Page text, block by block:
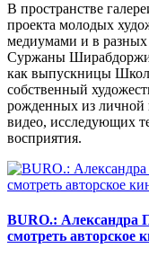
В пространстве
проекта молодых
медиумами и в
Суржаны
как выпускницы
собственный
рожденных из личной
видео, исследующих
восприятия.
BURO.: Александра
смотреть авторское